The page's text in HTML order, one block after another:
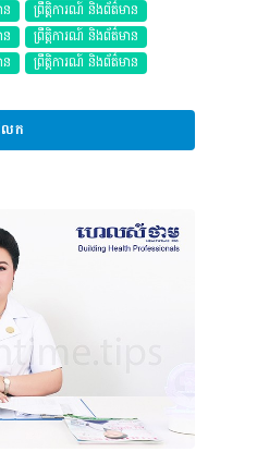
ន
ព្រឹត្តិការណ៍ និងព័ត៌មាន
ន
ព្រឹត្តិការណ៍ និងព័ត៌មាន
ន
ព្រឹត្តិការណ៍ និងព័ត៌មាន
ែក